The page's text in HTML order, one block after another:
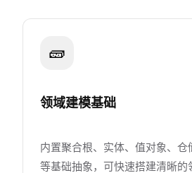
🧱
领域建模基础
内置聚合根、实体、值对象、仓
等基础抽象，可快速搭建清晰的